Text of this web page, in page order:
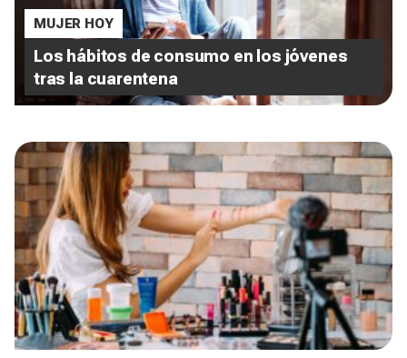
MUJER HOY
Los hábitos de consumo en los jóvenes
tras la cuarentena